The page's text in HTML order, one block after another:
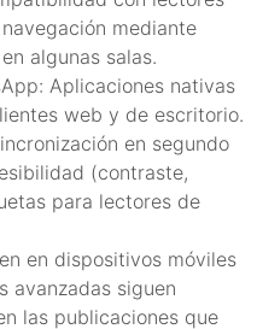
mediante
algunas salas.
Aplicaciones nativas
web y de escritorio.
en segundo
(contraste,
para lectores de
en dispositivos móviles
avanzadas siguen
las publicaciones que